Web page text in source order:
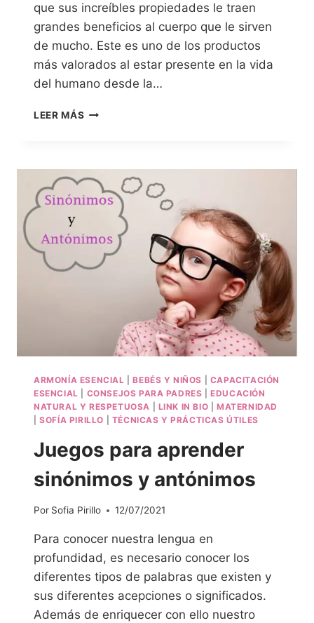
que sus increíbles propiedades le traen
grandes beneficios al cuerpo que le sirven
de mucho. Este es uno de los productos
más valorados al estar presente en la vida
del humano desde la…
LEER MÁS
ARMONÍA ESENCIAL |BEBÉS Y NIÑOS
CAPACITACIÓN
ESENCIAL
CONSEJOS PARA PADRES |EDUCACIÓN
NATURAL Y RESPETUOSA
LINK IN BIO |MATERNIDAD
|SOFÍA PIRILLO TÉCNICAS Y PRÁCTICAS ÚTILES
Juegos para aprender
sinónimos y antónimos
Por Sofia Pirillo 12/07/2021
Para conocer nuestra lengua en
profundidad, es necesario conocer los
diferentes tipos de palabras que existen y
sus diferentes acepciones o significados.
Además de enriquecer con ello nuestro